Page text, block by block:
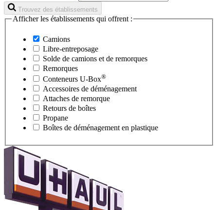
Trouvez des établissements
Afficher les établissements qui offrent :
Camions
Libre-entreposage
Solde de camions et de remorques
Remorques
Conteneurs U-Box®
Accessoires de déménagement
Attaches de remorque
Retours de boîtes
Propane
Boîtes de déménagement en plastique